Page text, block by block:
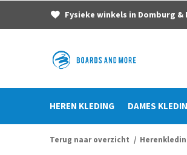
HEREN KLEDING DAMES
Fysieke winkels in Domburg &
Terug naar overzicht